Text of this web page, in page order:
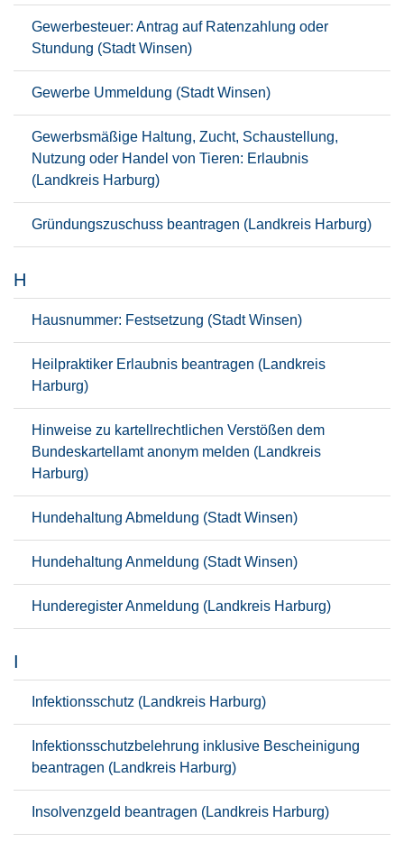
Gewerbesteuer: Antrag auf Ratenzahlung oder
Stundung (Stadt Winsen)
Gewerbe Ummeldung (Stadt Winsen)
Gewerbsmäßige Haltung, Zucht, Schaustellung,
Nutzung oder Handel von Tieren: Erlaubnis
(Landkreis Harburg)
Gründungszuschuss beantragen (Landkreis Harburg)
H
Hausnummer: Festsetzung (Stadt Winsen)
Heilpraktiker Erlaubnis beantragen (Landkreis
Harburg)
Hinweise zu kartellrechtlichen Verstößen dem
Bundeskartellamt anonym melden (Landkreis
Harburg)
Hundehaltung Abmeldung (Stadt Winsen)
Hundehaltung Anmeldung (Stadt Winsen)
Hunderegister Anmeldung (Landkreis Harburg)
I
Infektionsschutz (Landkreis Harburg)
Infektionsschutzbelehrung inklusive Bescheinigung
beantragen (Landkreis Harburg)
Insolvenzgeld beantragen (Landkreis Harburg)